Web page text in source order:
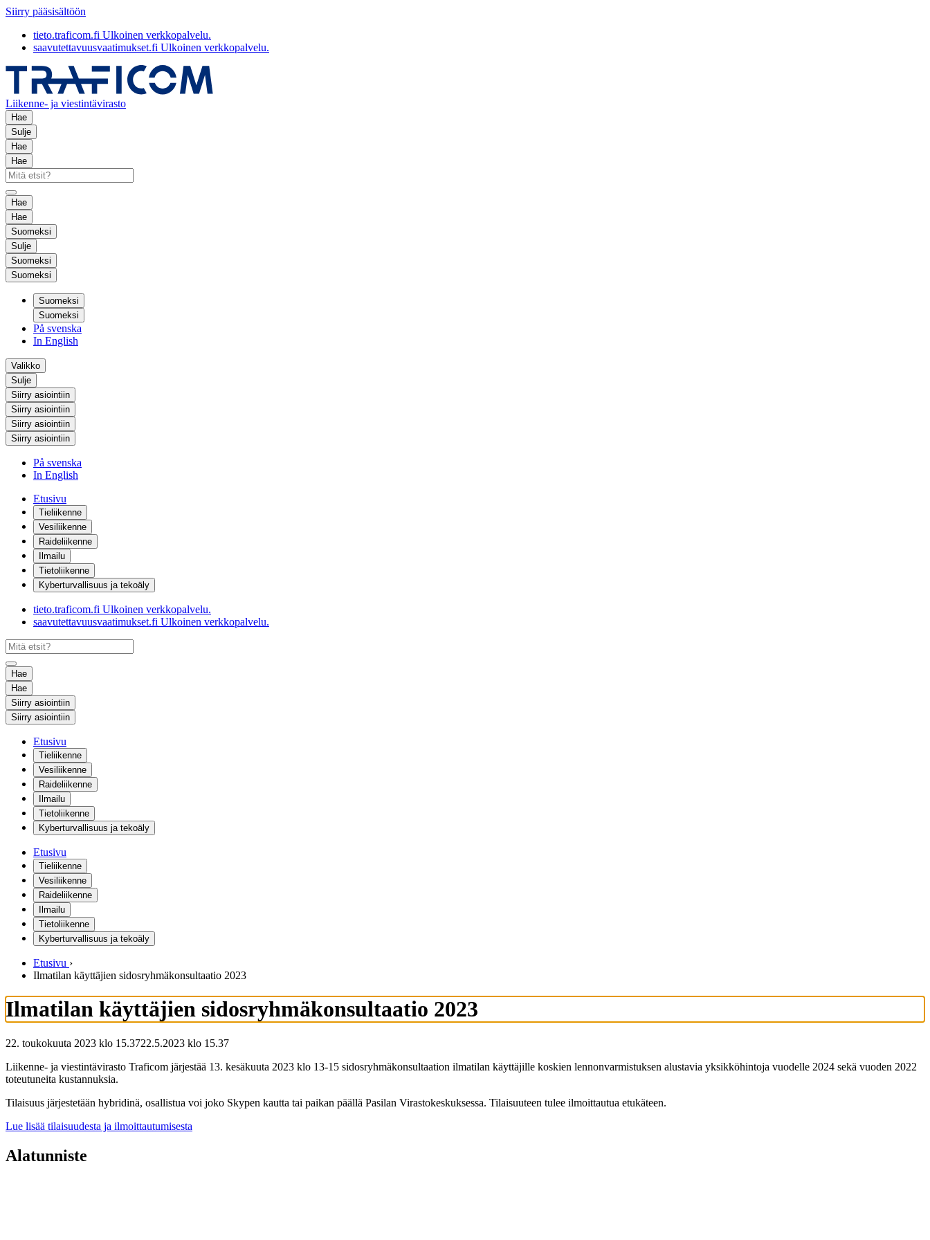
Siirry pääsisältöön
tieto.traficom.fi Ulkoinen verkkopalvelu.
saavutettavuusvaatimukset.fi Ulkoinen verkkopalvelu.
Liikenne- ja viestintävirasto
Hae
Sulje
Hae
Hae
Hae
Hae
Suomeksi
Sulje
Suomeksi
Suomeksi
Suomeksi
Suomeksi
På svenska
In English
Valikko
Sulje
Siirry asiointiin
Siirry asiointiin
Siirry asiointiin
Siirry asiointiin
På svenska
In English
Etusivu
Tieliikenne
Vesiliikenne
Raideliikenne
Ilmailu
Tietoliikenne
Kyberturvallisuus ja tekoäly
tieto.traficom.fi Ulkoinen verkkopalvelu.
saavutettavuusvaatimukset.fi Ulkoinen verkkopalvelu.
Hae
Hae
Siirry asiointiin
Siirry asiointiin
Etusivu
Tieliikenne
Vesiliikenne
Raideliikenne
Ilmailu
Tietoliikenne
Kyberturvallisuus ja tekoäly
Etusivu
Tieliikenne
Vesiliikenne
Raideliikenne
Ilmailu
Tietoliikenne
Kyberturvallisuus ja tekoäly
Etusivu ›
Ilmatilan käyttäjien sidosryhmäkonsultaatio 2023
Ilmatilan käyttäjien sidosryhmäkonsultaatio 2023
22. toukokuuta 2023 klo 15.3722.5.2023 klo 15.37
Liikenne- ja viestintävirasto Traficom järjestää 13. kesäkuuta 2023 klo 13-15 sidosryhmäkonsultaation ilmatilan käyttäjille koskien lennonvarmistuksen alustavia yksikköhintoja vuodelle 2024 sekä vuoden 2022
toteutuneita kustannuksia.
Tilaisuus järjestetään hybridinä, osallistua voi joko Skypen kautta tai paikan päällä Pasilan Virastokeskuksessa. Tilaisuuteen tulee ilmoittautua etukäteen.
Lue lisää tilaisuudesta ja ilmoittautumisesta
Alatunniste